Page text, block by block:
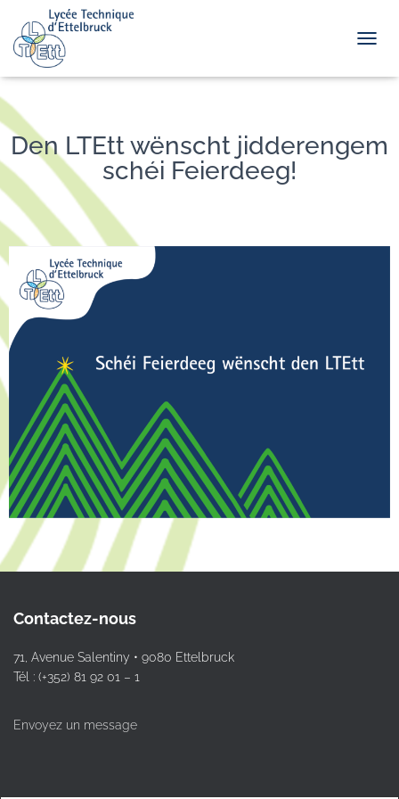
Den LTEtt wënscht jidderengem
schéi Feierdeeg!
Contactez-nous
71, Avenue Salentiny • 9080 Ettelbruck
Tél : (+352) 81 92 01 – 1
Envoyez un message